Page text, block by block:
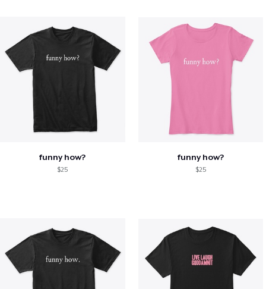
funny how?
$25
funny how?
$25